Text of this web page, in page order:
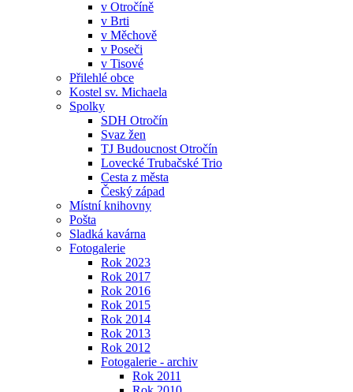
v Otročíně
v Brti
v Měchově
v Poseči
v Tisové
Přilehlé obce
Kostel sv. Michaela
Spolky
SDH Otročín
Svaz žen
TJ Budoucnost Otročín
Lovecké Trubačské Trio
Cesta z města
Český západ
Místní knihovny
Pošta
Sladká kavárna
Fotogalerie
Rok 2023
Rok 2017
Rok 2016
Rok 2015
Rok 2014
Rok 2013
Rok 2012
Fotogalerie - archiv
Rok 2011